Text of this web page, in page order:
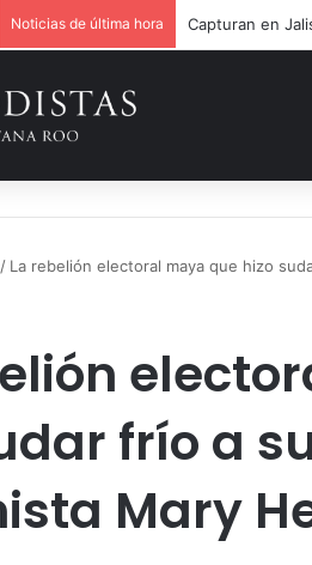
Noticias de última hora Mara Lezama
/ La rebelión electoral maya que hizo
frío a
Mary